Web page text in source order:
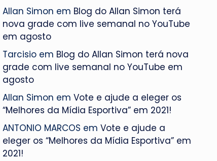
Allan Simon em Blog do Allan Simon terá
nova grade com live semanal no YouTube
em agosto
Tarcisioem Blog do Allan Simon terá nova
grade com live semanal no YouTube em
agosto
Allan Simon em Vote e ajude a eleger os
“Melhores da Mídia Esportiva” em 2021!
ANTONIO MARCOS em Vote e ajude a
eleger os “Melhores da Mídia Esportiva” em
2021!